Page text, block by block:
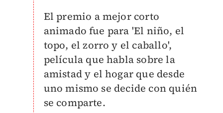
El premio a mejor corto
animado fue para 'El niño, el
topo, el zorro y el caballo',
película que habla sobre la
amistad y el hogar que desde
uno mismo se decide con quién
se comparte.